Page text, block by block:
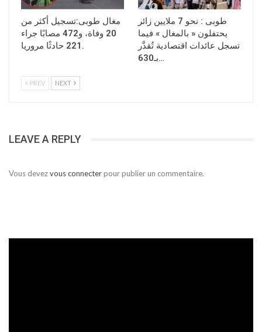
مغال طوبى:تسجيل أكثر من
20 وفاة، و472 مصابًا جراء
221 حادثًا مروريا.
طوبى : نحو 7 ملايين زائر
يحتفلون « بالمغال » فيما
تسجل عائدات اقتصادية تُقدَّر
بـ630…
PREV NEXT
LEAVE A REPLY
Vous devezvous connecterpour publier un commentaire.